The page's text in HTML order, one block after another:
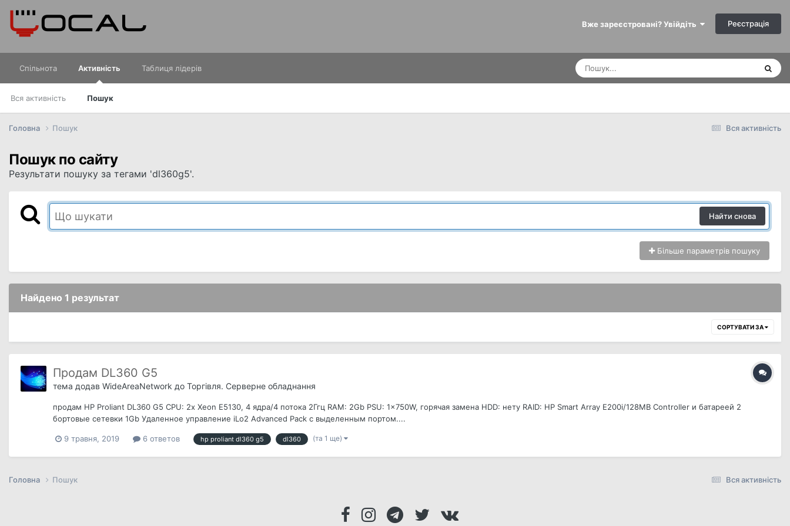
Вже зареєстровані? Увійдіть Реєстрація
Спільнота Активність
Вся активність Пошук
Таблиця лідерів
Вся активність
Головна Пошук
Пошук по сайту
Результати пошуку за тегами 'dl360g5'.
Найти снова
Більше параметрів пошуку
Найдено 1 результат
СОРТУВАТИ ЗА
Продам DL360 G5
тема додав WideAreaNetwork до Торгівля. Серверне обладнання
продам HP Proliant DL360 G5 CPU: 2x Xeon E5130, 4 ядра/4 потока 2Ггц RAM: 2Gb PSU: 1x750W, горячая замена HDD: нету RAID: HP Smart Array E200i/128MB Controller и батареей 2
бортовые сетевки 1Gb Удаленное управление iLo2 Advanced Pack с выделенным портом....
9 травня, 2019 6 ответов hp proliant dl360 g5 dl360 (та 1 ще)
Вся активність
Головна Пошук